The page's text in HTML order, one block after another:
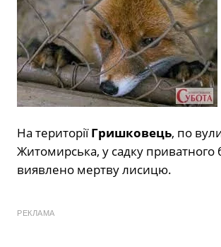
На територіїГришковець, по
Житомирська, у садку приватного
виявлено мертву лисицю.
РЕКЛАМА